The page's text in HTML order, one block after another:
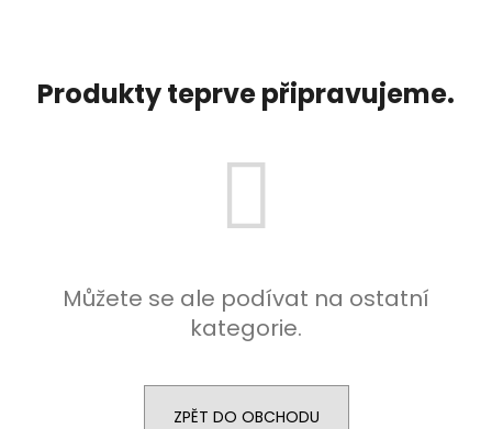
Produkty teprve připravujeme.
Můžete se ale podívat na ostatní
kategorie.
ZPĚT DO OBCHODU